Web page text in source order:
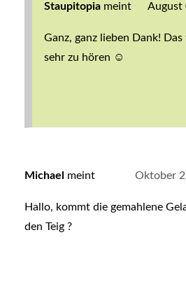
Staupitopia meint August
Ganz, ganz lieben Dank!
sehr zu hören ☺️
Michael meint Oktober
Hallo, kommt die gemahlene
den Teig ?